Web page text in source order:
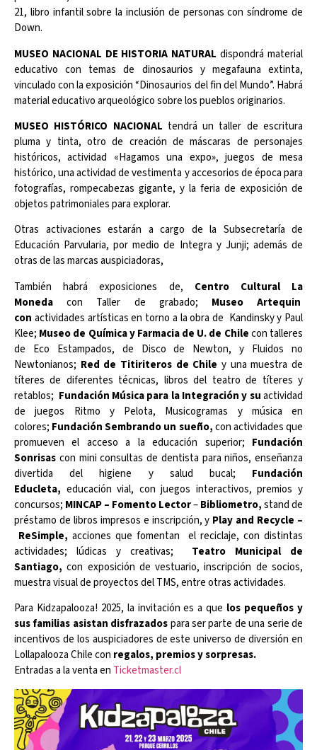
21, libro infantil sobre la inclusión de personas con síndrome de
Down.
MUSEO NACIONAL DE HISTORIA NATURAL dispondrá material
educativo con temas de dinosaurios y megafauna extinta,
vinculado con la exposición “Dinosaurios del fin del Mundo”. Habrá
material educativo arqueológico sobre los pueblos originarios.
MUSEO HISTÓRICO NACIONAL tendrá un taller de escritura
pluma y tinta, otro de creación de máscaras de personajes
históricos, actividad «Hagamos una expo», juegos de mesa
histórico, una actividad de vestimenta y accesorios de época para
fotografías, rompecabezas gigante, y la feria de exposición de
objetos patrimoniales para explorar.
Otras activaciones estarán a cargo de la Subsecretaría de
Educación Parvularia, por medio de Integra y Junji; además de
otras de las marcas auspiciadoras,
También habrá exposiciones de, Centro Cultural La
Moneda con Taller de grabado; Museo Artequin
con actividades artísticas en torno a la obra de Kandinsky y Paul
Klee; Museo de Química y Farmacia de U. de Chilecon talleres
de Eco Estampados, de Disco de Newton, y Fluidos no
Newtonianos; Red de Titiriteros de Chiley una muestra de
títeres de diferentes técnicas, libros del teatro de títeres y
retablos; Fundación Música para la Integración y suactividad
de juegos Ritmo y Pelota, Musicogramas y música en
colores; Fundación Sembrando un sueño,con actividades que
promueven el acceso a la educación superior; Fundación
Sonrisas con mini consultas de dentista para niños, enseñanza
divertida del higiene y salud bucal; Fundación
Educleta, educación vial, con juegos interactivos, premios y
concursos; MINCAP – Fomento Lector–Bibliometro,stand de
préstamo de libros impresos e inscripción, y Play and Recycle –
ReSimple, acciones que fomentan el reciclaje, con distintas
actividades; lúdicas y creativas; Teatro Municipal de
Santiago, con exposición de vestuario, inscripción de socios,
muestra visual de proyectos del TMS, entre otras actividades.
Para Kidzapalooza! 2025, la invitación es a que los pequeños y
sus familias asistan disfrazadospara ser parte de una serie de
incentivos de los auspiciadores de este universo de diversión en
Lollapalooza Chile con regalos, premios y sorpresas.
Entradas a la venta en Ticketmaster.cl